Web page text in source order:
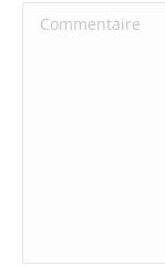
Commentaire